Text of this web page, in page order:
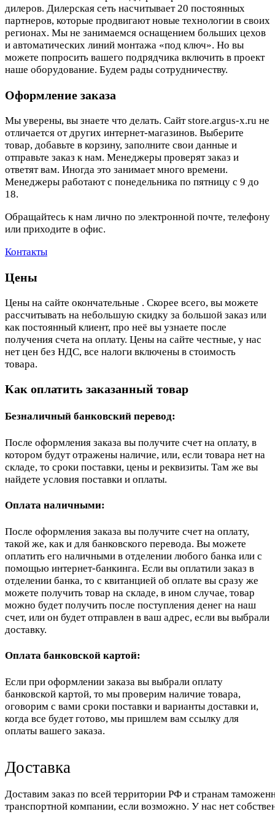
дилеров. Дилерская сеть насчитывает 20 постоянных
партнеров, которые продвигают новые технологии в своих
регионах. Мы не занимаемся оснащением больших цехов
и автоматических линий монтажа «под ключ». Но вы
можете попросить вашего подрядчика включить в проект
наше оборудование. Будем рады сотрудничеству.
Оформление заказа
Мы уверены, вы знаете что делать. Сайт store.argus-x.ru не
отличается от других интернет-магазинов. Выберите
товар, добавьте в корзину, заполните свои данные и
отправьте заказ к нам. Менеджеры проверят заказ и
ответят вам. Иногда это занимает много времени.
Менеджеры работают с понедельника по пятницу с 9 до
18.
Обращайтесь к нам лично по электронной почте, телефону
или приходите в офис.
Контакты
Цены
Цены на сайте окончательные . Скорее всего, вы можете
рассчитывать на небольшую скидку за большой заказ или
как постоянный клиент, про неё вы узнаете после
получения счета на оплату. Цены на сайте честные, у нас
нет цен без НДС, все налоги включены в стоимость
товара.
Как оплатить заказанный товар
Безналичный банковский перевод:
После оформления заказа вы получите счет на оплату, в
котором будут отражены наличие, или, если товара нет на
складе, то сроки поставки, цены и реквизиты. Там же вы
найдете условия поставки и оплаты.
Оплата наличными:
После оформления заказа вы получите счет на оплату,
такой же, как и для банковского перевода. Вы можете
оплатить его наличными в отделении любого банка или с
помощью интернет-банкинга. Если вы оплатили заказ в
отделении банка, то с квитанцией об оплате вы сразу же
можете получить товар на складе, в ином случае, товар
можно будет получить после поступления денег на наш
счет, или он будет отправлен в ваш адрес, если вы выбрали
доставку.
Оплата банковской картой:
Если при оформлении заказа вы выбрали оплату
банковской картой, то мы проверим наличие товара,
оговорим с вами сроки поставки и варианты доставки и,
когда все будет готово, мы пришлем вам ссылку для
оплаты вашего заказа.
Доставка
Доставим заказ по всей территории РФ и странам
транспортной компании, если возможно. У нас нет